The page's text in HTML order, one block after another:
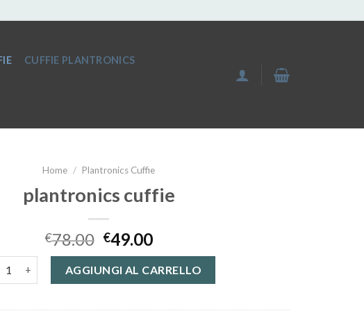
CUFFIE PLANTRONICS
Home / Plantronics Cuffie
plantronics cuffie
€78.00 €49.00
AGGIUNGI AL CARRELLO